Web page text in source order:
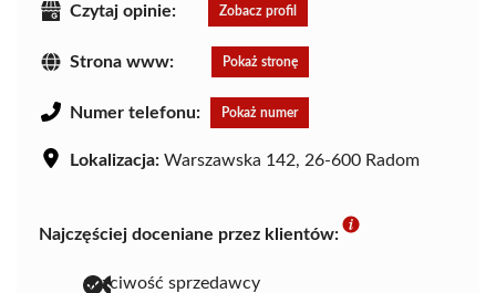
Czytaj opinie: Zobacz profil
Strona www: Pokaż stronę
Numer telefonu: Pokaż numer
Lokalizacja: Warszawska 142, 26-600 Radom
Najczęściej doceniane przez klientów:
uczciwość sprzedawcy